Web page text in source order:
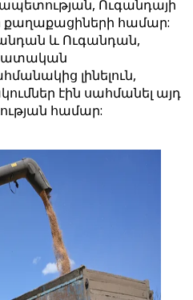
Ուգանդայի
քաղաքացիների համար:
և Ուգանդան,
լինելուն,
էին սահմանել այդ
համար: